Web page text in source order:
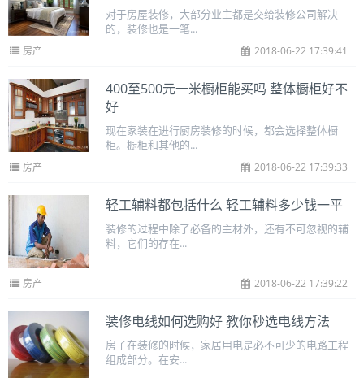
对于房屋装修，大部分业主都是交给装修公司解决
的，装修也是一笔...
房产 2018-06-22 17:39:41
400至500元一米橱柜能买吗 整体橱柜好不
好
现在家装在进行厨房装修的时候，都会选择整体橱
柜。橱柜和其他的...
房产 2018-06-22 17:39:33
轻工辅料都包括什么 轻工辅料多少钱一平
装修的过程中除了必备的主材外，还有不可忽视的辅
料，它们的存在...
房产 2018-06-22 17:39:22
装修电线如何选购好 教你秒选电线方法
房子在装修的时候，家居用电是必不可少的电路工程
组成部分。在安...